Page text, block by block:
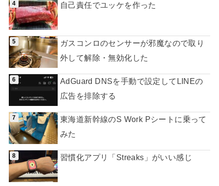
自己責任でユッケを作った
ガスコンロのセンサーが邪魔なので取り
外して解除・無効化した
AdGuard DNSを手動で設定してLINEの
広告を排除する
東海道新幹線のS Work Pシートに乗って
みた
習慣化アプリ「Streaks」がいい感じ